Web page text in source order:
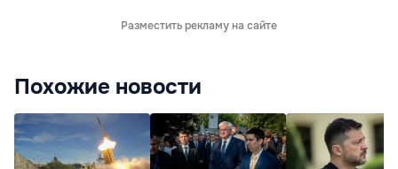
Разместить рекламу на сайте
Похожие новости